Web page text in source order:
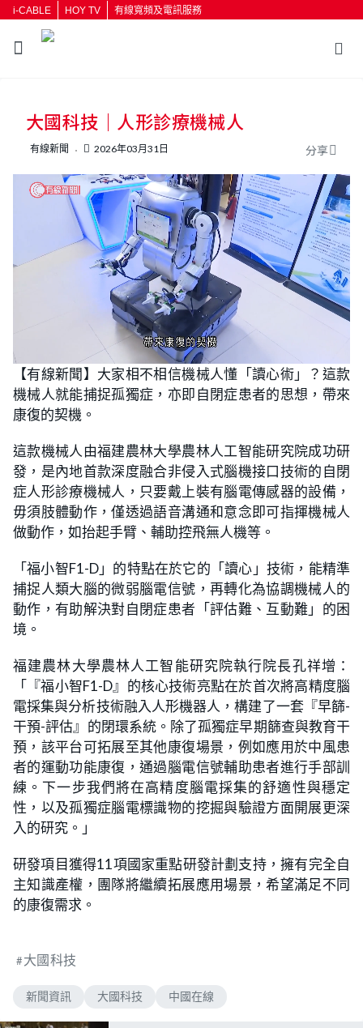
i-CABLE HOY TV 有線寬頻及電訊服務
按輸入鍵開始搜尋
大國科技｜人形診療機械人
有線新聞 2026年03月31日 分享
n
m
t
e
o
a
d
e
d
0
8
%
【有線新聞】大家相不相信機械人懂「讀心術」？這款
機械人就能捕捉孤獨症，亦即自閉症患者的思想，帶來
康復的契機。
這款機械人由福建農林大學農林人工智能研究院成功研
發，是內地首款深度融合非侵入式腦機接口技術的自閉
症人形診療機械人，只要戴上裝有腦電傳感器的設備，
毋須肢體動作，僅透過語音溝通和意念即可指揮機械人
做動作，如抬起手臂、輔助控飛無人機等。
「福小智F1-D」的特點在於它的「讀心」技術，能精準
捕捉人類大腦的微弱腦電信號，再轉化為協調機械人的
動作，有助解決對自閉症患者「評估難、互動難」的困
境。
福建農林大學農林人工智能研究院執行院長孔祥增：
「『福小智F1-D』的核心技術亮點在於首次將高精度腦
電採集與分析技術融入人形機器人，構建了一套『早篩-
干預-評估』的閉環系統。除了孤獨症早期篩查與教育干
預，該平台可拓展至其他康復場景，例如應用於中風患
者的運動功能康復，通過腦電信號輔助患者進行手部訓
練。下一步我們將在高精度腦電採集的舒適性與穩定
性，以及孤獨症腦電標識物的挖掘與驗證方面開展更深
入的研究。」
研發項目獲得11項國家重點研發計劃支持，擁有完全自
主知識產權，團隊將繼續拓展應用場景，希望滿足不同
的康復需求。
大國科技
新聞資訊 大國科技 中國在線